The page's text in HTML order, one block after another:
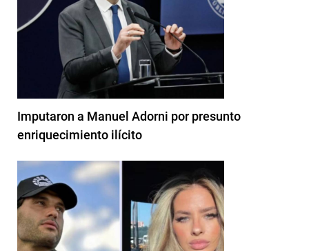
Imputaron a Manuel Adorni por presunto
enriquecimiento ilícito